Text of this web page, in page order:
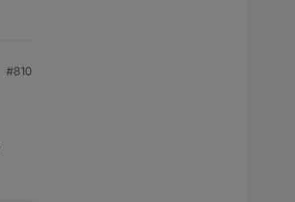
#810